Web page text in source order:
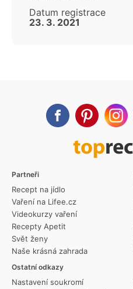
Datum registrace
23. 3. 2021
Partneři
Recept na jídlo
Vaření na Lifee.cz
Videokurzy vaření
Recepty Apetit
Svět ženy
Naše krásná zahrada
Ostatní odkazy
Nastavení soukromí